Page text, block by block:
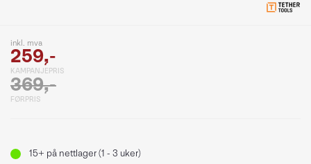
inkl. mva
259,-
KAMPANJEPRIS
369,-
FØRPRIS
15+ på nettlager (1 - 3 uker)